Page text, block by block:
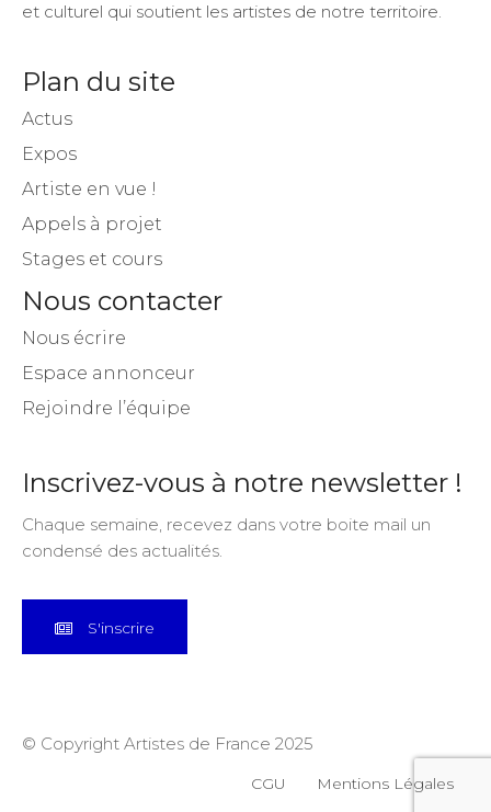
et culturel qui soutient les artistes de notre territoire.
Plan du site
Actus
Expos
Artiste en vue !
Appels à projet
Stages et cours
Nous contacter
Nous écrire
Espace annonceur
Rejoindre l’équipe
Inscrivez-vous à notre newsletter !
Chaque semaine, recevez dans votre boite mail un
condensé des actualités.
S'inscrire
© Copyright Artistes de France 2025
CGU Mentions Légales